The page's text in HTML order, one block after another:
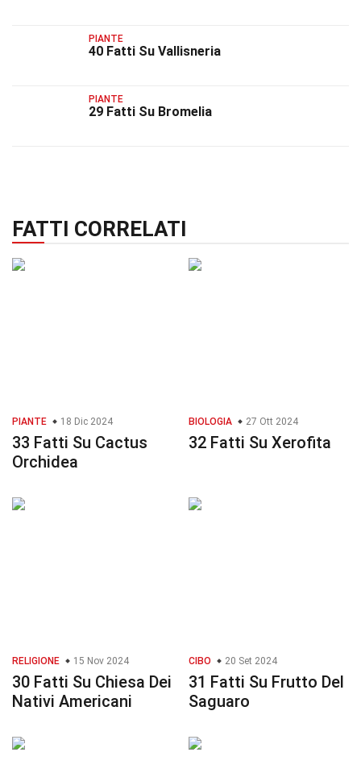
PIANTE
40 Fatti Su Vallisneria
PIANTE
29 Fatti Su Bromelia
FATTI CORRELATI
PIANTE 18 Dic 2024
33 Fatti Su Cactus
Orchidea
BIOLOGIA 27 Ott 2024
32 Fatti Su Xerofita
RELIGIONE 15 Nov 2024
30 Fatti Su Chiesa Dei
Nativi Americani
CIBO 20 Set 2024
31 Fatti Su Frutto Del
Saguaro